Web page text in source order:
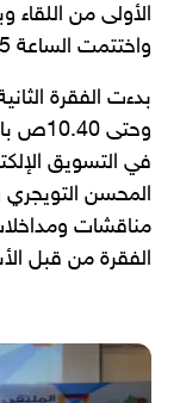
واختتمت الساعة 10.15ص.
وحتى
في التسويق
المحسن
مناقشات
الفقرة من قبل